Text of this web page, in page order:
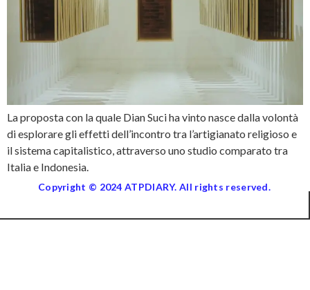
La proposta con la quale Dian Suci ha vinto nasce dalla volontà
di esplorare gli effetti dell’incontro tra l’artigianato religioso e
il sistema capitalistico, attraverso uno studio comparato tra
Italia e Indonesia.
Copyright © 2024 ATPDIARY. All rights reserved.